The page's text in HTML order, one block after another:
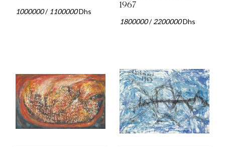
1000000/ 1100000Dhs
1967
1800000/2200000Dhs